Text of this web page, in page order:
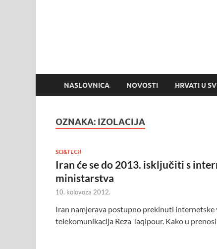
NASLOVNICA NOVOSTI HRVATI U
OZNAKA: IZOLACIJA
SCI&TECH
Iran će se do 2013. isključiti s
ministarstva
10. kolovoza 2012.
Iran namjerava postupno prekinuti
telekomunikacija Reza Taqipour. Kako u